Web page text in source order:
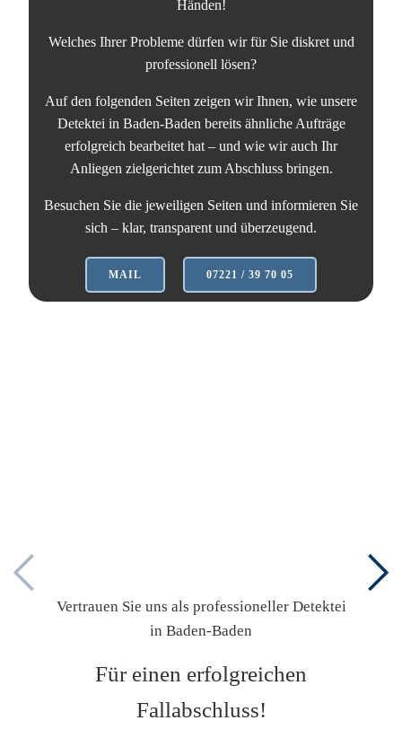
Händen!
Welches Ihrer Probleme dürfen wir für Sie diskret und
professionell lösen?
Auf den folgenden Seiten zeigen wir Ihnen, wie unsere
Detektei in Baden-Baden bereits ähnliche Aufträge
erfolgreich bearbeitet hat – und wie wir auch Ihr
Anliegen zielgerichtet zum Abschluss bringen.
Besuchen Sie die jeweiligen Seiten und informieren Sie
sich – klar, transparent und überzeugend.
MAIL 07221 / 39 70 05
Vertrauen Sie uns als professioneller Detektei
in Baden-Baden
Für einen erfolgreichen
Fallabschluss!